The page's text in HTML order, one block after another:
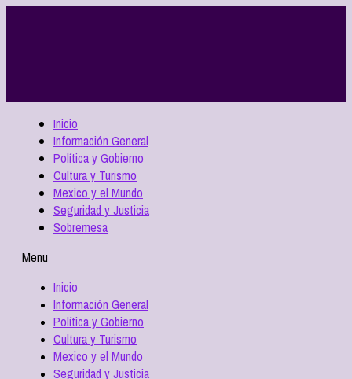
Inicio
Información General
Política y Gobierno
Cultura y Turismo
Mexico y el Mundo
Seguridad y Justicia
Sobremesa
Menu
Inicio
Información General
Política y Gobierno
Cultura y Turismo
Mexico y el Mundo
Seguridad y Justicia